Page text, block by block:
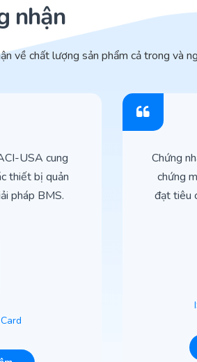
nhận
về chất lượng sản phẩm cả trong và
USA cung
thiết bị quản
pháp BMS.
Chứng
chứng
đạt tiêu